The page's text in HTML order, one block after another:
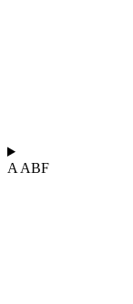
A ABF